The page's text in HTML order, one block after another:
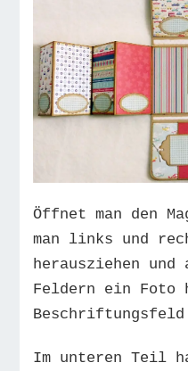
Öffnet man den
man links und
herausziehen
Feldern ein Foto
Beschriftungsfeld
Im unteren Teil